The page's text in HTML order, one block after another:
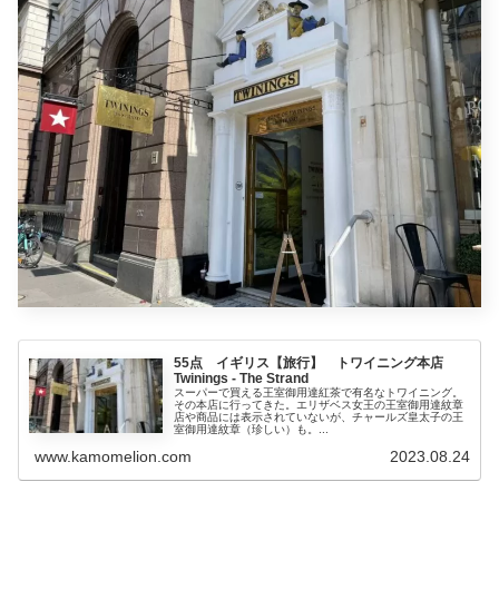
55点 イギリス【旅行】 トワイニング本店
Twinings - The Strand
スーパーで買える王室御用達紅茶で有名なトワイニング。
その本店に行ってきた。エリザベス女王の王室御用達紋章
店や商品には表示されていないが、チャールズ皇太子の王
室御用達紋章（珍しい）も。...
www.kamomelion.com 2023.08.24